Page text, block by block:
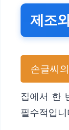
제조
손글씨
집에서 한
필수적입